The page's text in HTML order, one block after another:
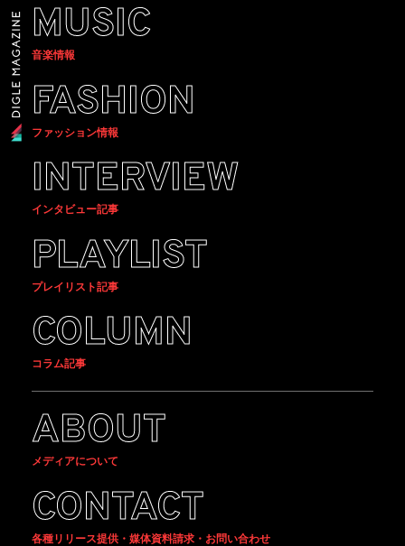
MUSIC
音楽情報
FASHION
ファッション情報
INTERVIEW
インタビュー記事
PLAYLIST
プレイリスト記事
COLUMN
コラム記事
ABOUT
メディアについて
CONTACT
各種リリース提供・媒体資料請求・お問い合わせ